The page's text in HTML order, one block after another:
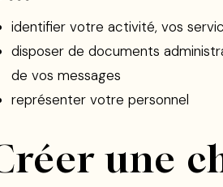
identifier votre activité, vos
disposer de documents
de vos messages
représenter votre personnel
une